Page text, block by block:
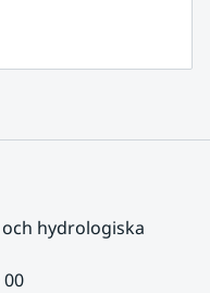
hydrologiska
00